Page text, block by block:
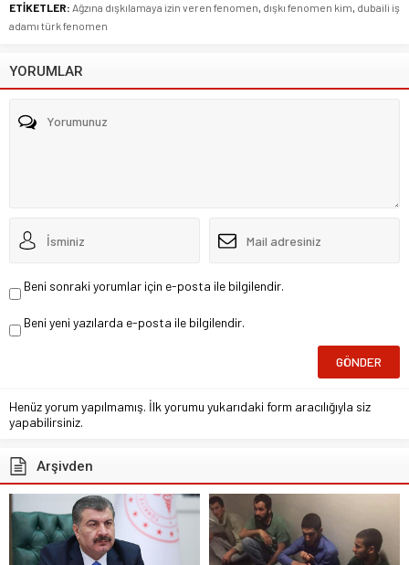
ETİKETLER: Ağzına dışkılamaya izin veren fenomen, dışkı fenomen kim, dubaili iş
adamı türk fenomen
YORUMLAR
Beni sonraki yorumlar için e-posta ile bilgilendir.
Beni yeni yazılarda e-posta ile bilgilendir.
Henüz yorum yapılmamış. İlk yorumu yukarıdaki form aracılığıyla siz
yapabilirsiniz.
Arşivden